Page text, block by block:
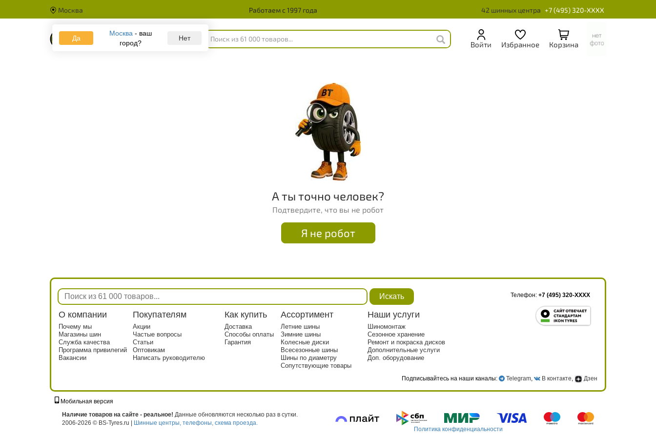
Москва Работаем с 1997 года 42 шинных центра +7 (495) 320-XXXX
Да
Москва - ваш
город?
Нет
Каталог
Войти Избранное Корзина
А ты точно человек?
Подтвердите, что вы не робот
Я не робот
Искать
О компании
Почему мы
Магазины шин
Служба качества
Программа привилегий
Вакансии
Покупателям
Акции
Частые вопросы
Статьи
Оптовикам
Написать руководителю
Как купить
Доставка
Способы оплаты
Гарантия
Ассортимент
Летние шины
Зимние шины
Колесные диски
Всесезонные шины
Шины по диаметру
Сопутствующие товары
Наши услуги
Шиномонтаж
Сезонное хранение
Ремонт и покраска дисков
Дополнительные услуги
Доп. оборудование
Телефон: +7 (495) 320-XXXX
Подписывайтесь на наши каналы: Telegram, В контакте, Дзен
Мобильная версия
Наличие товаров на сайте - реальное! Данные обновляются несколько раз в сутки.
2006-2026 © BS-Tyres.ru |
Шинные центры, телефоны, схема проезда.
Политика конфиденциальности